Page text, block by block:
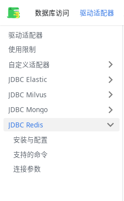
数据库访问 驱动适配器
驱动适配器
使用限制
自定义适配器
JDBC Elastic
JDBC Milvus
JDBC Mongo
JDBC Redis
安装与配置
支持的命令
连接参数